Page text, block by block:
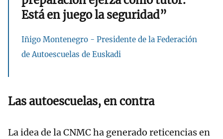
Está en juego la seguridad”
Iñigo Montenegro - Presidente de la Federación
de Autoescuelas de Euskadi
Las autoescuelas, en contra
La idea de la CNMC ha generado reticencias en